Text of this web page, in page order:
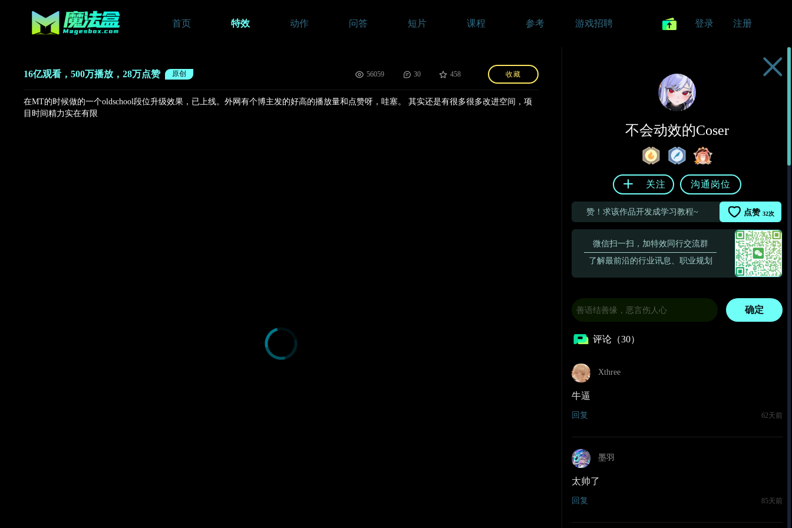
首页 特效 动作 问答 短片 课程 参考 游戏招聘 登录 注册
16亿观看，500万播放，28万点赞 原创 收藏
56059 30 458
在MT的时候做的一个oldschool段位升级效果，已上线。外网有个博主发的好高的播放量和点赞呀，哇塞。 其实还是有很多很多改进空间，项
目时间精力实在有限
不会动效的Coser
关注 沟通岗位
赞！求该作品开发成学习教程~ 点赞 32次
微信扫一扫，加特效同行交流群
了解最前沿的行业讯息、职业规划
确定
评论（30）
Xthree
牛逼
回复 62天前
墨羽
太帅了
回复 85天前